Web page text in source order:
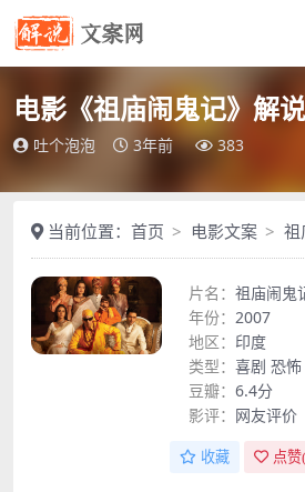
电影《祖庙闹鬼记》解
吐个泡泡 3年前 383
当前位置： 首页 电影文案 祖
片名： 祖庙闹鬼
年份： 2007
地区： 印度
类型： 喜剧 恐怖
豆瓣： 6.4分
影评： 网友评价
收藏 点赞(